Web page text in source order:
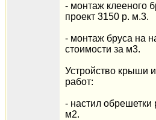
- монтаж клееного
проект 3150 р. м.3.
- монтаж бруса на
стоимости за м3.
Устройство крыши
работ:
- настил
м2.